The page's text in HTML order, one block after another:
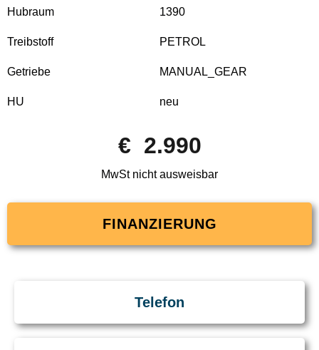
Hubraum
Treibstoff
Getriebe
HU
1390
PETROL
MANUAL_GEAR
neu
€ 2.990
MwSt nicht ausweisbar
FINANZIERUNG
Telefon